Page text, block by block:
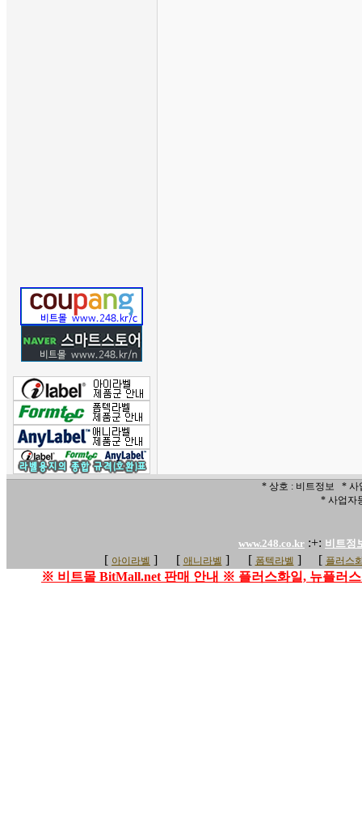
* 상호 : 비트정보 * 사
* 사업자
www.248.co.kr :+: 비트정
[ 아이라벨 ] [ 애니라벨 ] [ 폼텍라벨 ] [ 플러스
※ 비트몰 BitMall.net 판매 안내 ※ 플러스화일, 뉴플러